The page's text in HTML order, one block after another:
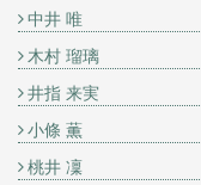
中井 唯
木村 瑠璃
井指 来実
小條 薫
桃井 凜